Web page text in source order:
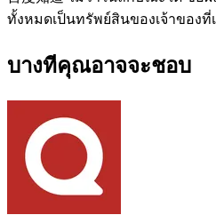
ทั้งหมดเป็นทรัพย์สินของเจ้าของที่
บางทีคุณอาจจะชอบ